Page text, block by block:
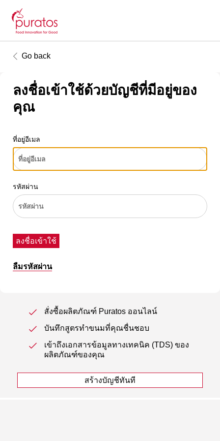
Go back
ลงชื่อเข้าใช้ด้วยบัญชีที่มีอยู่ของ
คุณ
ที่อยู่อีเมล
รหัสผ่าน
ลงชื่อเข้าใช้
ลืมรหัสผ่าน
สั่งซื้อผลิตภัณฑ์ Puratos ออนไลน์
บันทึกสูตรทำขนมที่คุณชื่นชอบ
เข้าถึงเอกสารข้อมูลทางเทคนิค (TDS) ของ
ผลิตภัณฑ์ของคุณ
สร้างบัญชีทันที